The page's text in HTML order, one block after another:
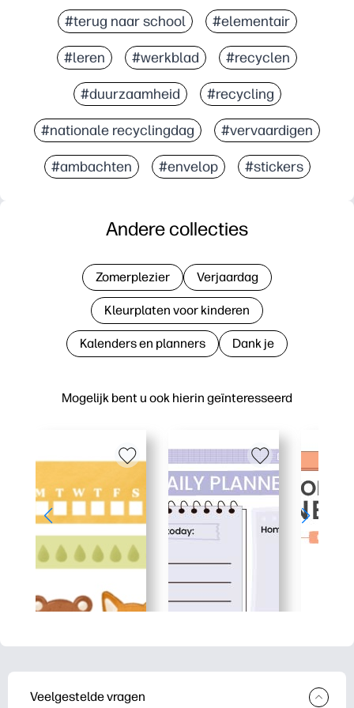
#terug naar school #elementair
#leren #werkblad #recyclen
#duurzaamheid #recycling
#nationale recyclingdag #vervaardigen
#ambachten #envelop #stickers
Mogelijk bent u ook hierin geïnteresseerd
Andere collecties
Zomerplezier Verjaardag
Kleurplaten voor kinderen
Kalenders en planners Dank je
Veelgestelde vragen